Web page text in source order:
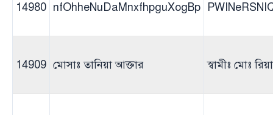
14980 nfOhheNuDaMnxfhpguXogBp
14909 মোসাঃ তানিয়া আক্তার স্বামীঃ মোঃ